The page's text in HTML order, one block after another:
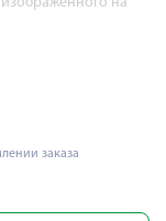
заказа